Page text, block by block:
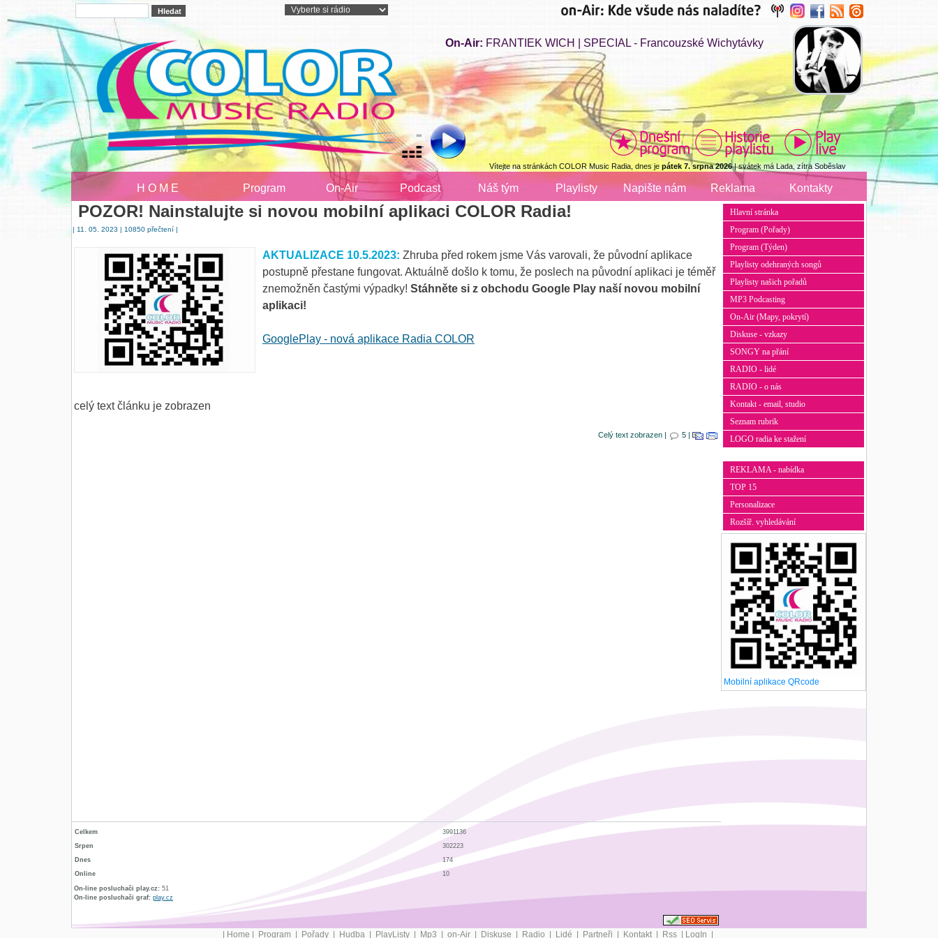
On-Air: FRANTIEK WICH | SPECIAL - Francouzské Wichytávky
Vítejte na stránkách COLOR Music Radia, dnes je pátek 7. srpna 2026| svátek má Lada, zítra Soběslav
H O M E Program On-Air Podcast Náš tým Playlisty Napište nám Reklama Kontakty
POZOR! Nainstalujte si novou mobilní aplikaci COLOR Radia!
| 11. 05. 2023 | 10850 přečtení |
AKTUALIZACE 10.5.2023: Zhruba před rokem jsme Vás varovali, že původní aplikace
postupně přestane fungovat. Aktuálně došlo k tomu, že poslech na původní aplikaci je téměř
znemožněn častými výpadky! Stáhněte si z obchodu Google Play naší novou mobilní
aplikaci!
GooglePlay - nová aplikace Radia COLOR
celý text článku je zobrazen
Celý text zobrazen | 5 |
Celkem
3991136
Srpen
302223
Dnes
174
Online
10
On-line posluchači play.cz: 51
On-line posluchači graf: play.cz
Hlavní stránka
Program (Pořady)
Program (Týden)
Playlisty odehraných songů
Playlisty našich pořadů
MP3 Podcasting
On-Air (Mapy, pokrytí)
Diskuse - vzkazy
SONGY na přání
RADIO - lidé
RADIO - o nás
Kontakt - email, studio
Seznam rubrik
LOGO radia ke stažení
REKLAMA - nabídka
TOP 15
Personalizace
Rozšíř. vyhledávání
Mobilní aplikace QRcode
Home Program Pořady Hudba PlayListy Mp3 on-Air Diskuse Radio Lidé Partneři Kontakt Rss LogIn